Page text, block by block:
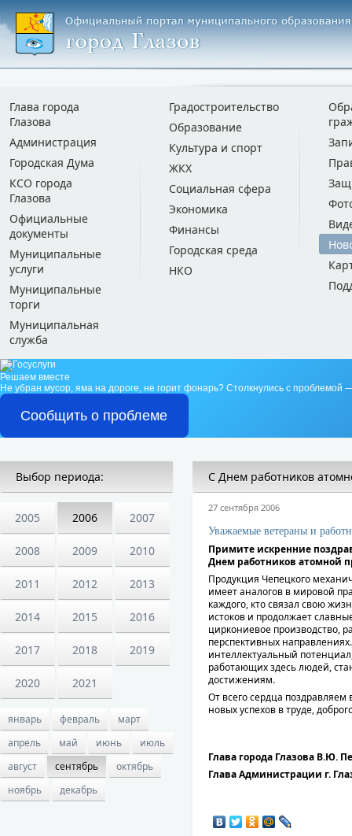
Глава города
Глазова
Администрация
Городская Дума
КСО города
Глазова
Официальные
документы
Муниципальные
услуги
Муниципальные
торги
Муниципальная
служба
Градостроительство
Образование
Культура и спорт
ЖКХ
Социальная сфера
Экономика
Финансы
Городская среда
НКО
Решаем вместе
Не убран мусор, яма на дороге, не горит фонарь? Столкнулись с проблемой
Сообщить о проблеме
Выбор периода:
2005 2006 2007
2008 2009 2010
2011 2012 2013
2014 2015 2016
2017 2018 2019
2020 2021
январь февраль
март
апрель
май июнь
июль
август
сентябрь
октябрь
ноябрь
декабрь
С Днем работников
27 сентября 2006
Уважаемые ветераны и
Примите искренние
Днем работников атомной
Продукция Чепецкого
имеет аналогов в мировой
каждого, кто связал свою
истоков и продолжает
циркониевое производство,
перспективных
интеллектуальный
работающих здесь людей,
достижениям.
От всего сердца
новых успехов в труде,
Глава города Глазова В.Ю.
Глава Администрации г.